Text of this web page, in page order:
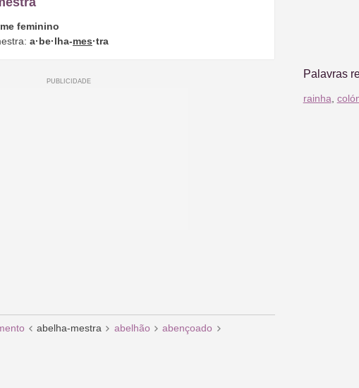
feminino
a·be·lha-mes·tra
abelha-mestra abelhão abençoado
Palavras
rainha